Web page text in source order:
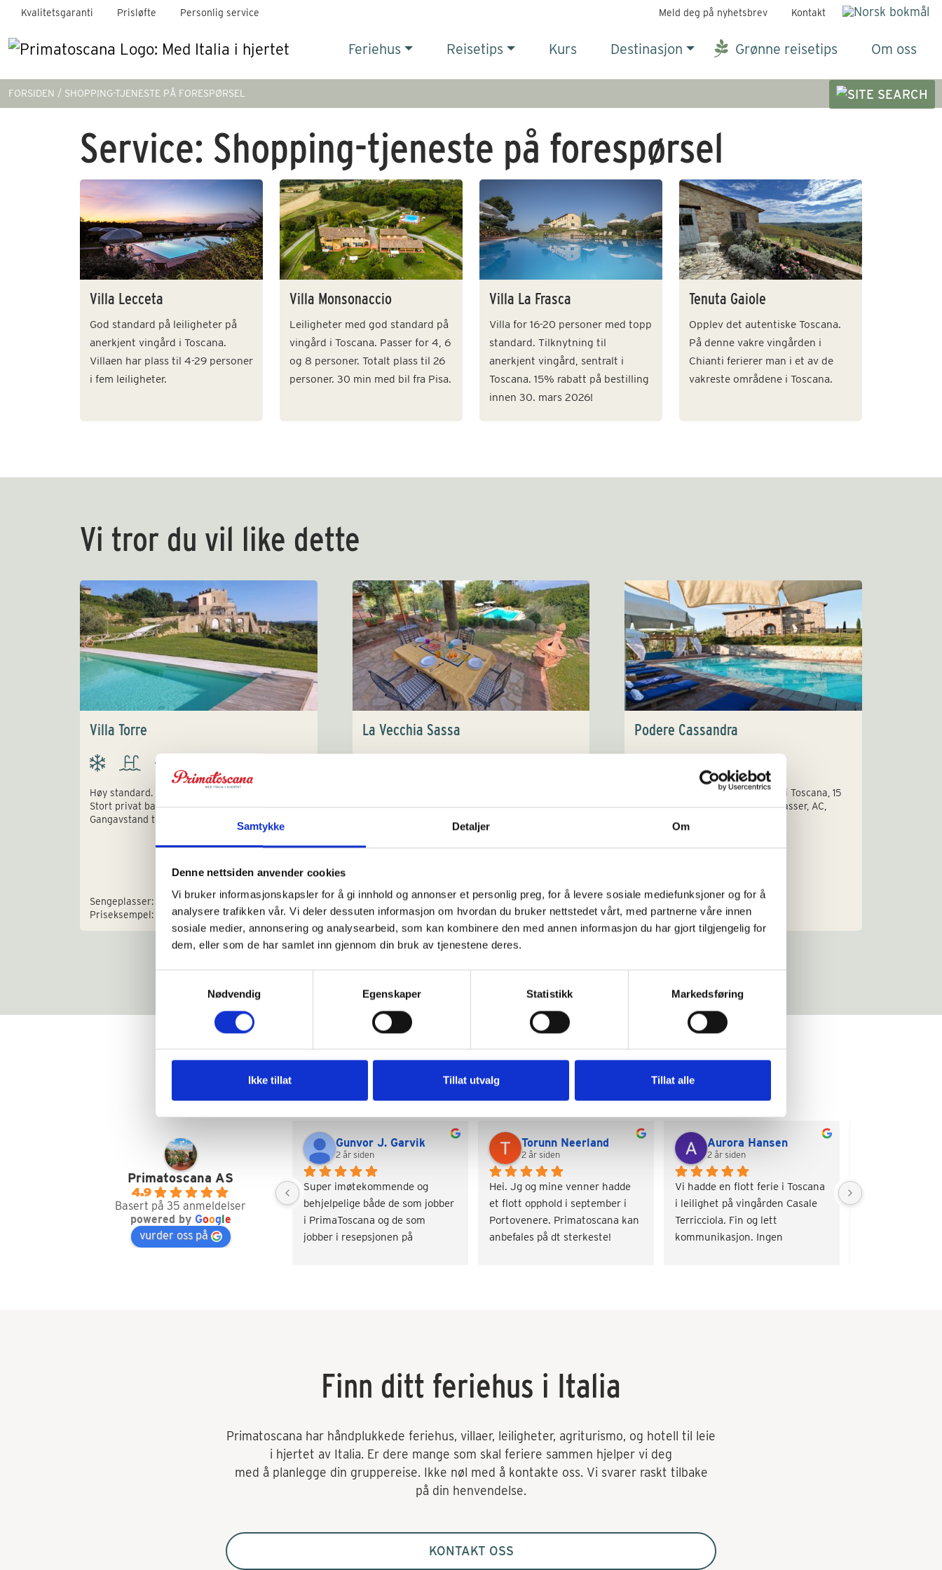
Samtykke Detaljer Om
Denne nettsiden anvender cookies
Vi bruker informasjonskapsler for å gi innhold og annonser et personlig preg, for å levere sosiale mediefunksjoner og for å
analysere trafikken vår. Vi deler dessuten informasjon om hvordan du bruker nettstedet vårt, med partnerne våre innen
sosiale medier, annonsering og analysearbeid, som kan kombinere den med annen informasjon du har gjort tilgjengelig for
dem, eller som de har samlet inn gjennom din bruk av tjenestene deres.
Nødvendig
Egenskaper Statistikk Markedsføring
Ikke tillat Tillat utvalg Tillat alle
Kvalitetsgaranti Prisløfte Personlig service Meld deg på nyhetsbrev Kontakt
Feriehus Reisetips Kurs Destinasjon Grønne reisetips Om oss
FORSIDEN SHOPPING-TJENESTE PÅ FORESPØRSEL
Service: Shopping-tjeneste på forespørsel
Villa Lecceta
God standard på leiligheter på
anerkjent vingård i Toscana.
Villaen har plass til 4-29 personer
i fem leiligheter.
Villa Monsonaccio
Leiligheter med god standard på
vingård i Toscana. Passer for 4, 6
og 8 personer. Totalt plass til 26
personer. 30 min med bil fra Pisa.
Villa La Frasca
Villa for 16-20 personer med topp
standard. Tilknytning til
anerkjent vingård, sentralt i
Toscana. 15% rabatt på bestilling
innen 30. mars 2026!
Tenuta Gaiole
Opplev det autentiske Toscana.
På denne vakre vingården i
Chianti ferierer man i et av de
vakreste områdene i Toscana.
Vi tror du vil like dette
Villa Torre
Høy standard. Elegant villa for 12 personer.
Stort privat basseng og fantastisk utsikt.
Gangavstand til liten landsby.
Sengeplasser: 12
Priseksempel: € 5.750 - 8.300
La Vecchia Sassa
gangavstand til to spisesteder. Leiligheter med
av 8 leiligheter. Wifi.
Sengeplasser: 2-6
€ 890-2.090
Podere Cassandra
7 ferieleiligheter på vakker gård i Toscana, 15
minutter fra Volterra. Egne uteplasser, AC,
Sengeplasser: 2-6
Pris eks fra/til: € 630 - € 1.260
Google Reviews
Primatoscana AS
4.9
Basert på 35 anmeldelser
powered by Google
vurder oss på
Gunvor J. Garvik
2 år siden
Super imøtekommende og
behjelpelige både de som jobber
i PrimaToscana og de som
jobber i resepsjonen på
Torunn Neerland
2 år siden
Hei. Jg og mine venner hadde
et flott opphold i september i
Portovenere. Primatoscana kan
anbefales på dt sterkeste!
Aurora Hansen
2 år siden
Vi hadde en flott ferie i Toscana
i leilighet på vingården Casale
Terricciola. Fin og lett
kommunikasjon. Ingen
Veldig
Finn ditt feriehus i Italia
Primatoscana har håndplukkede feriehus, villaer, leiligheter, agriturismo, og hotell til leie
i hjertet av Italia. Er dere mange som skal feriere sammen hjelper vi deg
med å planlegge din gruppereise. Ikke nøl med å kontakte oss. Vi svarer raskt tilbake
på din henvendelse.
KONTAKT OSS